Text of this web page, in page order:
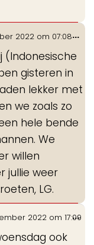
2022 om 07:08
(Indonesische
gisteren in
lekker met
we zoals zo
hele bende
We
willen
jullie weer
LG.
...
2022 om 17:09
ook
...